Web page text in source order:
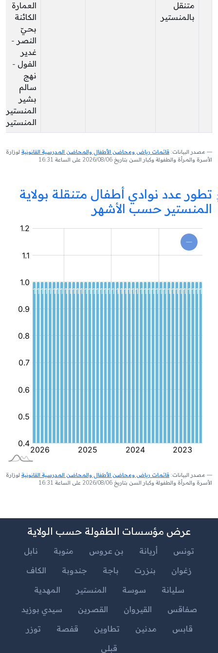
متنقل
بالمنستير
العمارة
الكائنة
بحيّ
النصر -
غدير
الفول -
نهج
سالم
بشير
المنستير
المنستير
مصدر البيانات: قائمات رياض ومحاضن الأطفال والمحاضن المدرسية القانونية لوزارة
الأسرة والمرأة والطفولة وكبار السن بتاريخ 2026/08/06 على الساعة 16:31
تطور عدد نوادي أطفال متنقلة بولاية
المنستير حسب الأشهر
نادي
مصدر البيانات: قائمات رياض ومحاضن الأطفال والمحاضن المدرسية القانونية لوزارة
الأسرة والمرأة والطفولة وكبار السن بتاريخ 2026/08/06 على الساعة 16:31
عرض مؤسسات الطفولة حسب الولاية
تونس أريانة بن عروس منوبة
نابل
زغوان
بنزرت باجة جندوبة
الكاف
سليانة
سوسة المنستير
المهدية
صفاقس
القيروان القصرين
سيدي بوزيد
قابس
مدنين تطاوين قفصة
توزر
قبلي